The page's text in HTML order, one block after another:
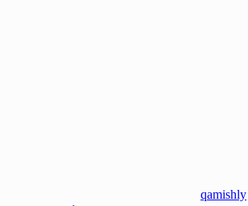
qamishly